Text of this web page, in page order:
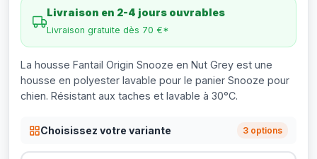
Livraison en 2-4 jours ouvrables
Livraison gratuite dès 70 €*
La housse Fantail Origin Snooze en Nut Grey est une
housse en polyester lavable pour le panier Snooze pour
chien. Résistant aux taches et lavable à 30°C.
Choisissez votre variante 3 options